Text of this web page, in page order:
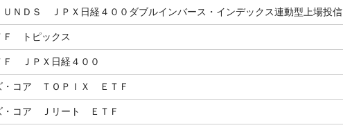
ＮＤＳ ＪＰＸ日経４００ダブルインバース・インデックス連動型上場投信
トピックス
ＪＰＸ日経４００
・コア ＴＯＰＩＸ ＥＴＦ
・コア Ｊリート ＥＴＦ